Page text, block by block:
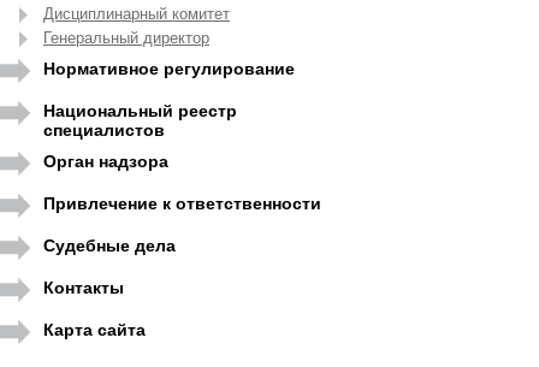
Дисциплинарный комитет
Генеральный директор
Нормативное регулирование
Национальный реестр
специалистов
Орган надзора
Привлечение к ответственности
Судебные дела
Контакты
Карта сайта